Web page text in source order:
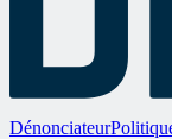
Dénonciateur